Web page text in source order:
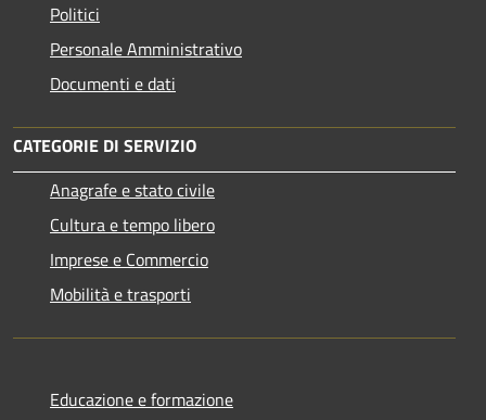
Politici
Personale Amministrativo
Documenti e dati
CATEGORIE DI SERVIZIO
Anagrafe e stato civile
Cultura e tempo libero
Imprese e Commercio
Mobilità e trasporti
Educazione e formazione